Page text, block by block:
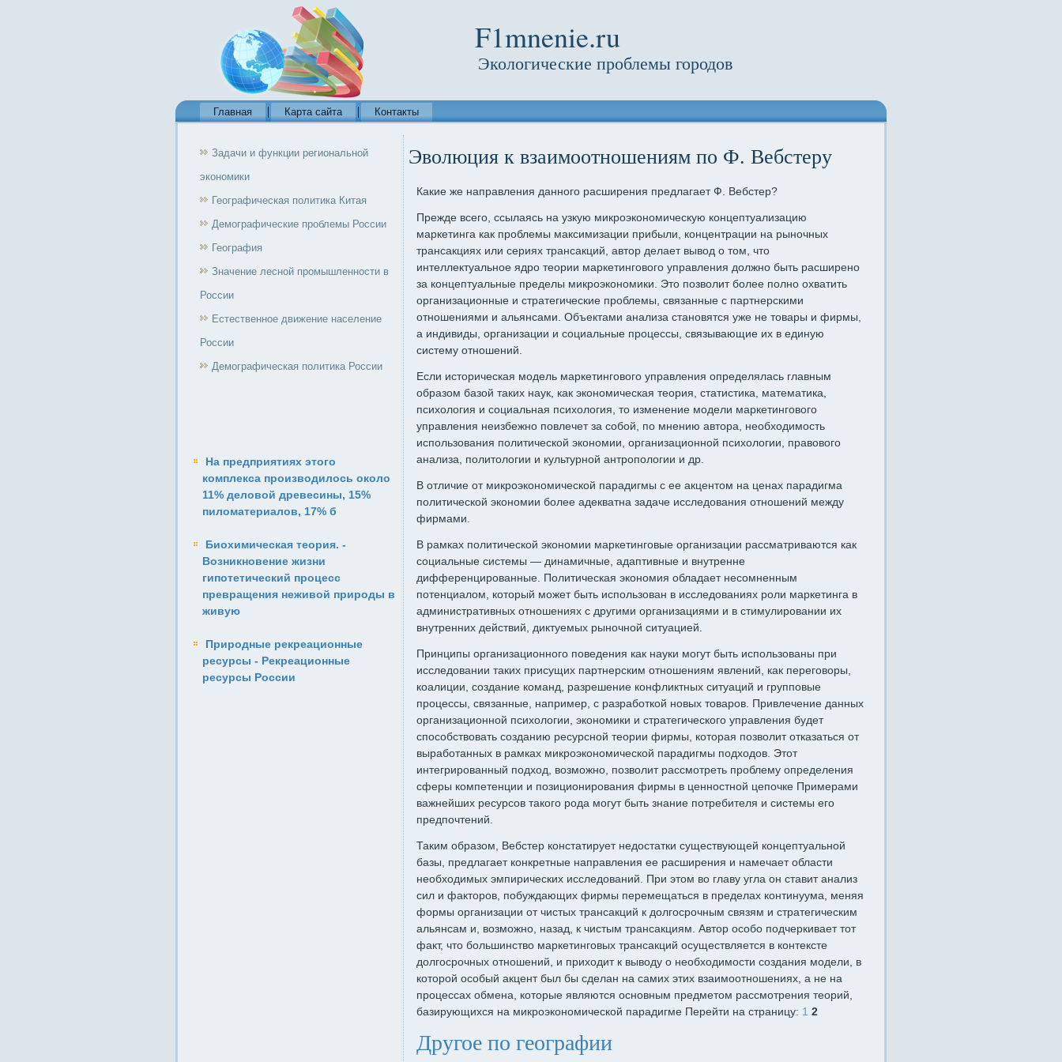
F1mnenie.ru
Экологические проблемы городов
Главная Карта сайта Контакты
Задачи и функции региональной
экономики
Географическая политика Китая
Демографические проблемы России
География
Значение лесной промышленности в
России
Естественное движение население
России
Демографическая политика России
На предприятиях этого
комплекса производилось около
11% деловой древесины, 15%
пиломатериалов, 17% б
Биохимическая теория. -
Возникновение жизни
гипотетический процесс
превращения неживой природы в
живую
Природные рекреационные
ресурсы - Рекреационные
ресурсы России
Эволюция к взаимоотношениям по Ф. Вебстеру
Какие же направления данного расширения предлагает Ф. Вебстер?
Прежде всего, ссылаясь на узкую микроэкономическую концептуализацию
маркетинга как проблемы максимизации прибыли, концентрации на рыночных
трансакциях или сериях трансакций, автор делает вывод о том, что
интеллектуальное ядро теории маркетингового управления должно быть расширено
за концептуальные пределы микроэкономики. Это позволит более полно охватить
организационные и стратегические проблемы, связанные с партнерскими
отношениями и альянсами. Объектами анализа становятся уже не товары и фирмы,
а индивиды, организации и социальные процессы, связывающие их в единую
систему отношений.
Если историческая модель маркетингового управления определялась главным
образом базой таких наук, как экономическая теория, статистика, математика,
психология и социальная психология, то изменение модели маркетингового
управления неизбежно повлечет за собой, по мнению автора, необходимость
использования политической экономии, организационной психологии, правового
анализа, политологии и культурной антропологии и др.
В отличие от микроэкономической парадигмы с ее акцентом на ценах парадигма
политической экономии более адекватна задаче исследования отношений между
фирмами.
В рамках политической экономии маркетинговые организации рассматриваются как
социальные системы — динамичные, адаптивные и внутренне
дифференцированные. Политическая экономия обладает несомненным
потенциалом, который может быть использован в исследованиях роли маркетинга в
административных отношениях с другими организациями и в стимулировании их
внутренних действий, диктуемых рыночной ситуацией.
Принципы организационного поведения как науки могут быть использованы при
исследовании таких присущих партнерским отношениям явлений, как переговоры,
коалиции, создание команд, разрешение конфликтных ситуаций и групповые
процессы, связанные, например, с разработкой новых товаров. Привлечение данных
организационной психологии, экономики и стратегического управления будет
способствовать созданию ресурсной теории фирмы, которая позволит отказаться от
выработанных в рамках микроэкономической парадигмы подходов. Этот
интегрированный подход, возможно, позволит рассмотреть проблему определения
сферы компетенции и позиционирования фирмы в ценностной цепочке Примерами
важнейших ресурсов такого рода могут быть знание потребителя и системы его
предпочтений.
Таким образом, Вебстер констатирует недостатки существующей концептуальной
базы, предлагает конкретные направления ее расширения и намечает области
необходимых эмпирических исследований. При этом во главу угла он ставит анализ
сил и факторов, побуждающих фирмы перемещаться в пределах континуума, меняя
формы организации от чистых трансакций к долгосрочным связям и стратегическим
альянсам и, возможно, назад, к чистым трансакциям. Автор особо подчеркивает тот
факт, что большинство маркетинговых трансакций осуществляется в контексте
долгосрочных отношений, и приходит к выводу о необходимости создания модели, в
которой особый акцент был бы сделан на самих этих взаимоотношениях, а не на
процессах обмена, которые являются основным предметом рассмотрения теорий,
базирующихся на микроэкономической парадигме Перейти на страницу: 1 2
Другое по географии